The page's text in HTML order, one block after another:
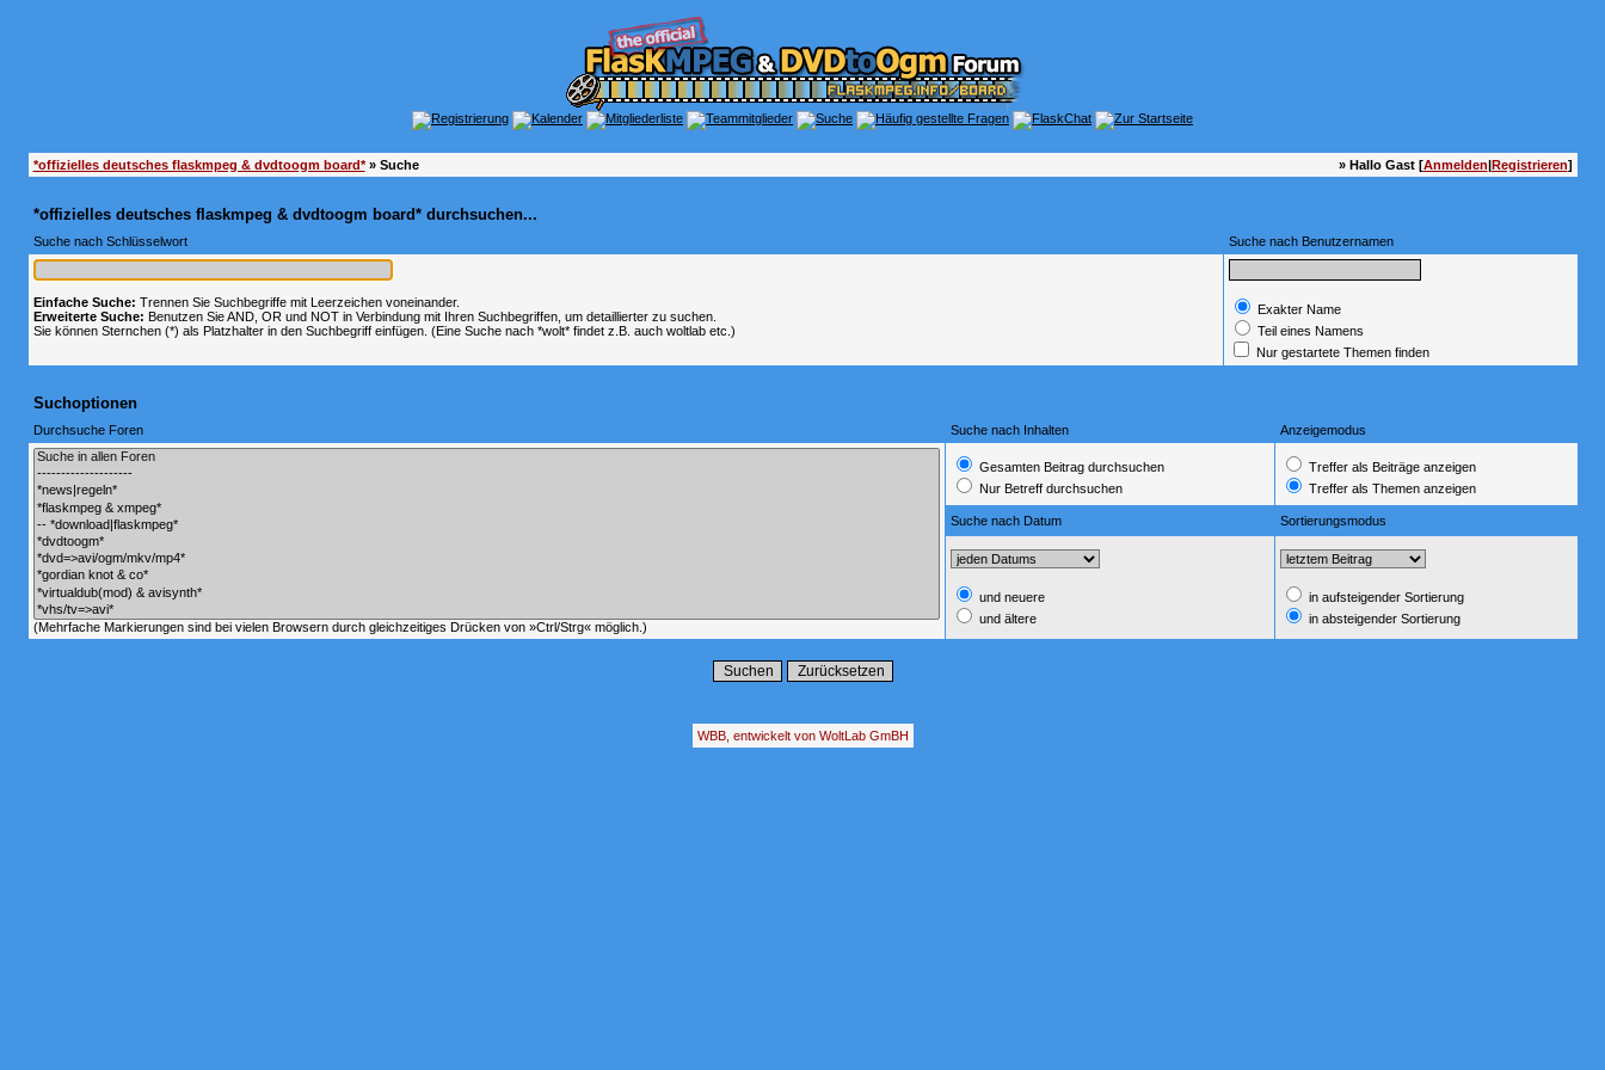
*offizielles deutsches flaskmpeg & dvdtoogm board*» Suche » Hallo Gast [Anmelden|Registrieren]
*offizielles deutsches flaskmpeg & dvdtoogm board* durchsuchen...
Suche nach Schlüsselwort Suche nach Benutzernamen
Einfache Suche: Trennen Sie Suchbegriffe mit Leerzeichen voneinander.
Erweiterte Suche: Benutzen Sie AND, OR und NOT in Verbindung mit Ihren Suchbegriffen, um detaillierter zu suchen.
Sie können Sternchen (*) als Platzhalter in den Suchbegriff einfügen. (Eine Suche nach *wolt* findet z.B. auch woltlab etc.)
Exakter Name
Teil eines Namens
Nur gestartete Themen finden
Suchoptionen
Durchsuche Foren Suche nach Inhalten Anzeigemodus
(Mehrfache Markierungen sind bei vielen Browsern durch gleichzeitiges Drücken von »Ctrl/Strg« möglich.)
Gesamten Beitrag durchsuchen
Nur Betreff durchsuchen
Treffer als Beiträge anzeigen
Treffer als Themen anzeigen
Suche nach Datum Sortierungsmodus
und neuere
und ältere
in aufsteigender Sortierung
in absteigender Sortierung
WBB, entwickelt von WoltLab GmBH